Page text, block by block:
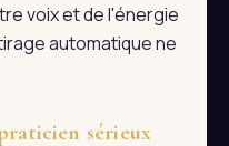
voix et de l'énergie
automatique ne
sérieux